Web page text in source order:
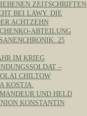
ZEITSCHRIFTEN
BEI LAWY. DIE
ACHTZEHN
ABTEILUNG
25
IM KRIEG
–
CHILTOW
KOSTJA.
UND HELD
KONSTANTIN